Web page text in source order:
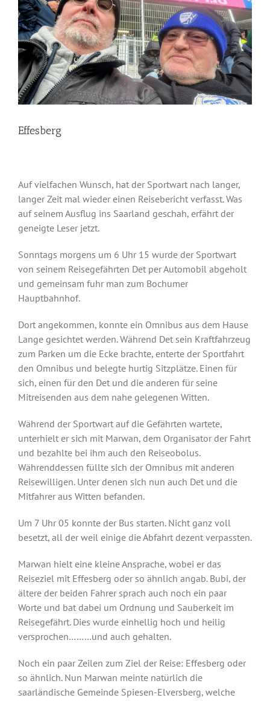
Effesberg
Auf vielfachen Wunsch, hat der Sportwart nach langer,
langer Zeit mal wieder einen Reisebericht verfasst. Was
auf seinem Ausflug ins Saarland geschah, erfährt der
geneigte Leser jetzt.
Sonntags morgens um 6 Uhr 15 wurde der Sportwart
von seinem Reisegefährten Det per Automobil abgeholt
und gemeinsam fuhr man zum Bochumer
Hauptbahnhof.
Dort angekommen, konnte ein Omnibus aus dem Hause
Lange gesichtet werden. Während Det sein Kraftfahrzeug
zum Parken um die Ecke brachte, enterte der Sportfahrt
den Omnibus und belegte hurtig Sitzplätze. Einen für
sich, einen für den Det und die anderen für seine
Mitreisenden aus dem nahe gelegenen Witten.
Während der Sportwart auf die Gefährten wartete,
unterhielt er sich mit Marwan, dem Organisator der Fahrt
und bezahlte bei ihm auch den Reiseobolus.
Währenddessen füllte sich der Omnibus mit anderen
Reisewilligen. Unter denen sich nun auch Det und die
Mitfahrer aus Witten befanden.
Um 7 Uhr 05 konnte der Bus starten. Nicht ganz voll
besetzt, all der weil einige die Abfahrt dezent verpassten.
Marwan hielt eine kleine Ansprache, wobei er das
Reiseziel mit Effesberg oder so ähnlich angab. Bubi, der
ältere der beiden Fahrer sprach auch noch ein paar
Worte und bat dabei um Ordnung und Sauberkeit im
Reisegefährt. Dies wurde einhellig hoch und heilig
versprochen………und auch gehalten.
Noch ein paar Zeilen zum Ziel der Reise: Effesberg oder
so ähnlich. Nun Marwan meinte natürlich die
saarländische Gemeinde Spiesen-Elversberg, welche